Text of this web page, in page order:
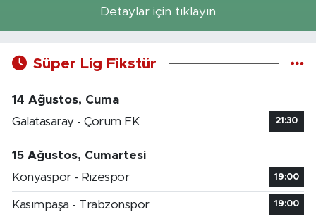
Detaylar için tıklayın
Süper Lig Fikstür
14 Ağustos, Cuma
Galatasaray - Çorum FK
21:30
15 Ağustos, Cumartesi
Konyaspor - Rizespor
19:00
Kasımpaşa - Trabzonspor 19:00